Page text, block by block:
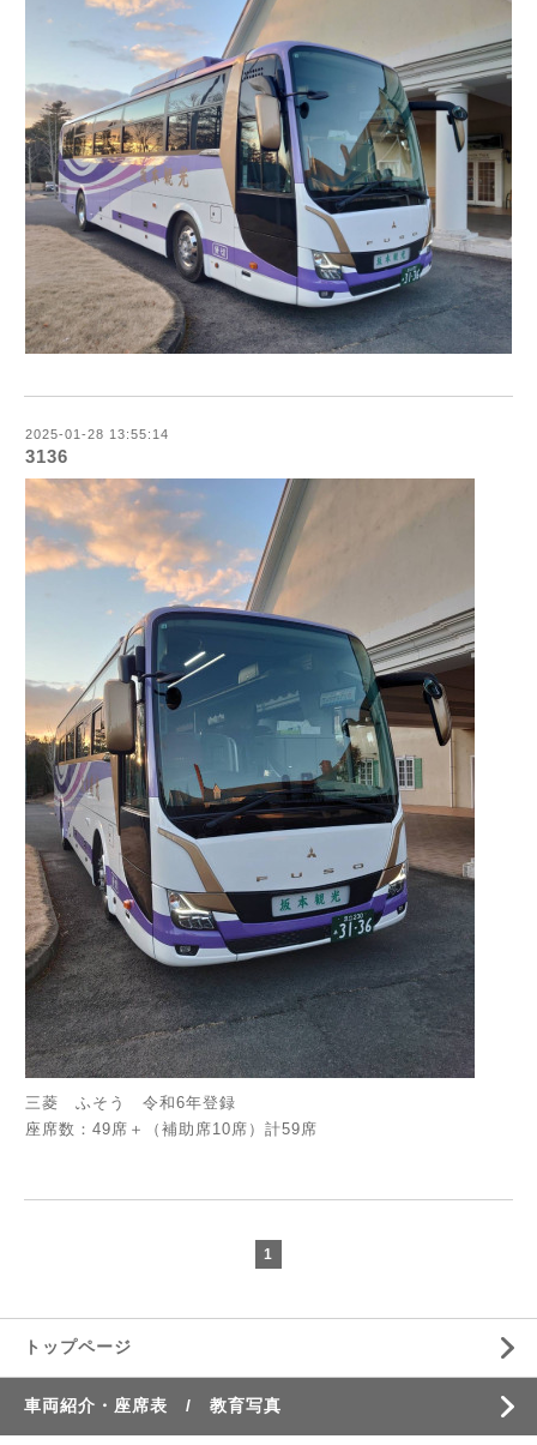
2025-01-28 13:55:14
3136
三菱 ふそう 令和6年登録
座席数：49席＋（補助席10席）計59席
1
トップページ
車両紹介・座席表 / 教育写真